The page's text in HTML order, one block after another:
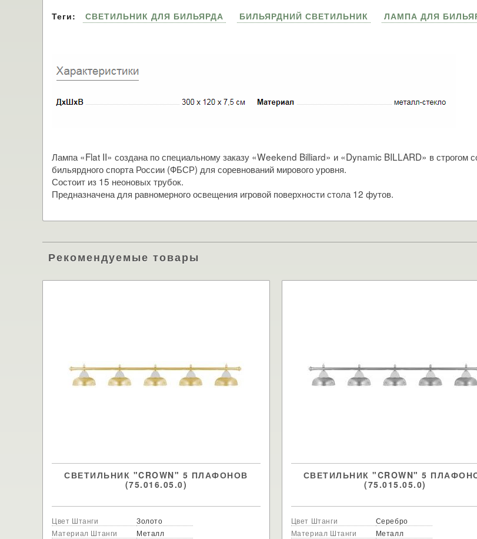
Теги: СВЕТИЛЬНИК ДЛЯ БИЛЬЯРДА БИЛЬЯРДНИЙ СВЕТИЛЬНИК ЛАМПА ДЛЯ
Лампа «Flat II» создана по специальному заказу «Weekend Billiard» и «Dynamic BILLARD» в строгом
бильярдного спорта России (ФБСР) для соревнований мирового уровня.
Состоит из 15 неоновых трубок.
Предназначена для равномерного освещения игровой поверхности стола 12 футов.
Рекомендуемые товары
СВЕТИЛЬНИК "CROWN" 5 ПЛАФОНОВ
(75.016.05.0)
Цвет Штанги
Золото
Материал Штанги
Металл
СВЕТИЛЬНИК "CROWN" 5
(75.015.05.0)
Цвет Штанги
Серебро
Материал Штанги
Металл